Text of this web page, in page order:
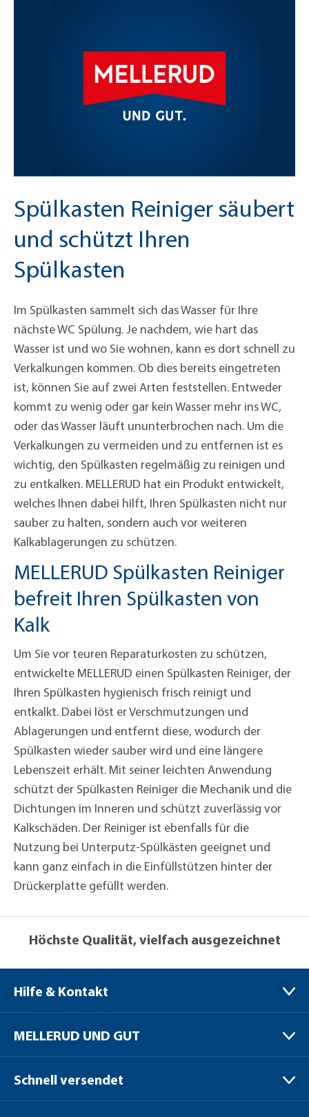
Spülkasten Reiniger säubert
und schützt Ihren
Spülkasten
Im Spülkasten sammelt sich das Wasser für Ihre
nächste WC Spülung. Je nachdem, wie hart das
Wasser ist und wo Sie wohnen, kann es dort schnell zu
Verkalkungen kommen. Ob dies bereits eingetreten
ist, können Sie auf zwei Arten feststellen. Entweder
kommt zu wenig oder gar kein Wasser mehr ins WC,
oder das Wasser läuft ununterbrochen nach. Um die
Verkalkungen zu vermeiden und zu entfernen ist es
wichtig, den Spülkasten regelmäßig zu reinigen und
zu entkalken. MELLERUD hat ein Produkt entwickelt,
welches Ihnen dabei hilft, Ihren Spülkasten nicht nur
sauber zu halten, sondern auch vor weiteren
Kalkablagerungen zu schützen.
MELLERUD Spülkasten Reiniger
befreit Ihren Spülkasten von
Kalk
Um Sie vor teuren Reparaturkosten zu schützen,
entwickelte MELLERUD einen Spülkasten Reiniger, der
Ihren Spülkasten hygienisch frisch reinigt und
entkalkt. Dabei löst er Verschmutzungen und
Ablagerungen und entfernt diese, wodurch der
Spülkasten wieder sauber wird und eine längere
Lebenszeit erhält. Mit seiner leichten Anwendung
schützt der Spülkasten Reiniger die Mechanik und die
Dichtungen im Inneren und schützt zuverlässig vor
Kalkschäden. Der Reiniger ist ebenfalls für die
Nutzung bei Unterputz-Spülkästen geeignet und
kann ganz einfach in die Einfüllstützen hinter der
Drückerplatte gefüllt werden.
Höchste Qualität, vielfach ausgezeichnet
Hilfe & Kontakt
Bernhard-Röttgen-Waldweg 20
41379 Brüggen / Niederrhein
MELLERUD UND GUT
Verpackungen
Schnell versendet